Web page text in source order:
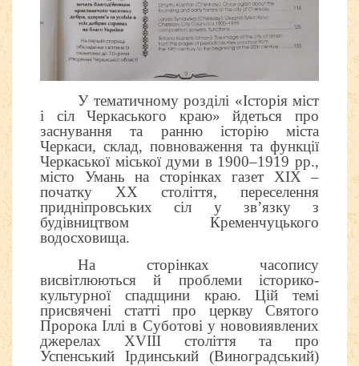
У тематичному розділі «Історія міст
і сіл Черкаського краю» йдеться про
заснування та ранню історію міста
Черкаси, склад, повноваження та функції
Черкаської міської думи в 1900–1919 рр.,
місто Умань на сторінках газет ХІХ –
початку ХХ століття, переселення
придніпровських сіл у зв’язку з
будівництвом Кременчуцького
водосховища.
На сторінках часопису
висвітлюються й проблеми історико-
культурної спадщини краю. Цій темі
присвячені статті про церкву Святого
Пророка Іллі в Суботові у нововиявлених
джерелах ХVІІІ століття та про
Успенський Ірдинський (Виноградський)